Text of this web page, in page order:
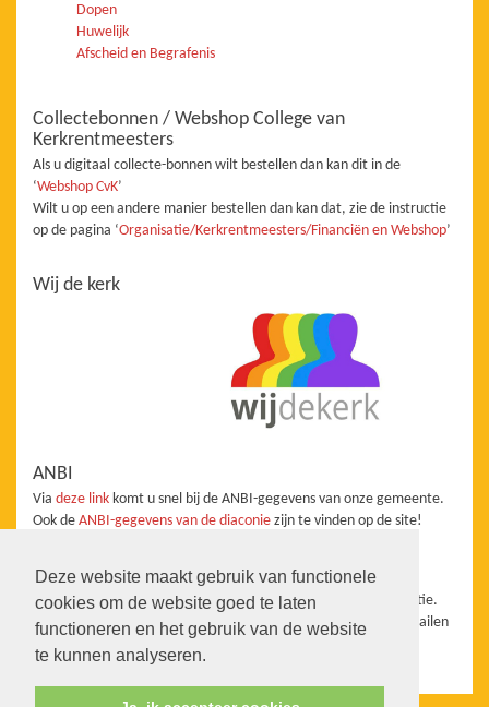
Deze website maakt gebruik van functionele
cookies om de website goed te laten
functioneren en het gebruik van de website
te kunnen analyseren.
Dopen
Huwelijk
Afscheid en Begrafenis
Collectebonnen / Webshop College van
Kerkrentmeesters
Als u digitaal collecte-bonnen wilt bestellen dan kan dit in de
‘Webshop CvK’
Wilt u op een andere manier bestellen dan kan dat, zie de instructie
op de pagina ‘Organisatie/Kerkrentmeesters/Financiën en Webshop’
Wij de kerk
ANBI
Via deze link komt u snel bij de ANBI-gegevens van onze gemeente.
Ook de ANBI-gegevens van de diaconie zijn te vinden op de site!
Redactie
De website staat onder redactie van de Taakgroep Communicatie.
Wanneer u aanvullingen, vragen, suggesties heeft kunt u ons mailen